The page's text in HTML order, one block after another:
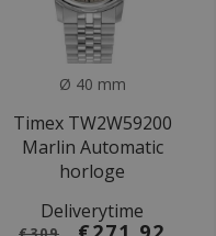
Ø 40 mm
Timex TW2W59200
Marlin Automatic
horloge
Deliverytime